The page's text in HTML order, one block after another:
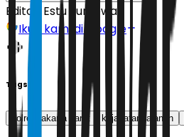
Editor: Estu Suryowati
Ikuti kami di Google
Tags
polres jakarta barat kejahatan jalanan